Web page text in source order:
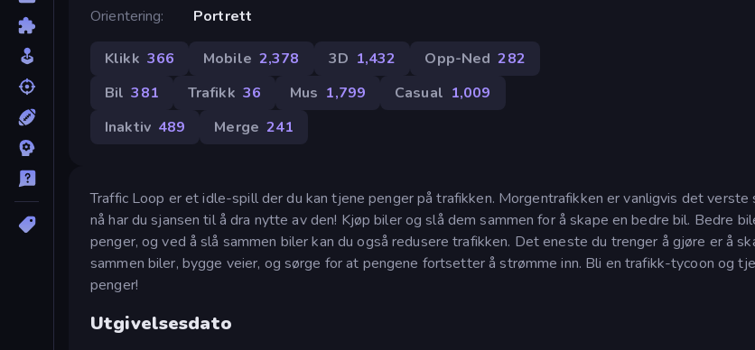
Orientering
Portrett
Klikk 366 Mobile 2,378 3D 1,432 Opp-Ned 282
Bil 381 Trafikk 36 Mus 1,799 Casual 1,009
Inaktiv 489 Merge 241
Traffic Loop er et idle-spill der du kan tjene penger på trafikken. Morgentrafikken er vanligvis det verste
nå har du sjansen til å dra nytte av den! Kjøp biler og slå dem sammen for å skape en bedre bil. Bedre
penger, og ved å slå sammen biler kan du også redusere trafikken. Det eneste du trenger å gjøre er å
sammen biler, bygge veier, og sørge for at pengene fortsetter å strømme inn. Bli en trafikk-tycoon og
penger!
Utgivelsesdato